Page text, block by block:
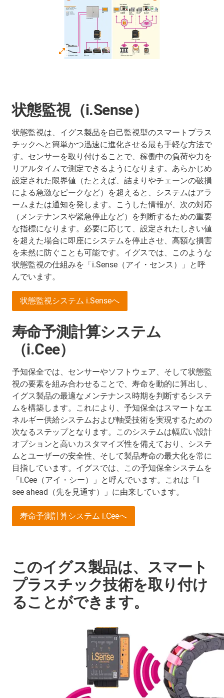
状態監視（i.Sense）
状態監視は、イグス製品を自己監視型のスマートプラス
チックへと簡単かつ迅速に進化させる最も手軽な方法で
す。センサーを取り付けることで、稼働中の負荷や力を
リアルタイムで測定できるようになります。あらかじめ
設定された限界値（たとえば、詰まりやチェーンの破損
による急激なピークなど）を超えると、システムはアラ
ームまたは通知を発します。こうした情報が、次の対応
（メンテナンスや緊急停止など）を判断するための重要
な指標になります。必要に応じて、設定されたしきい値
を超えた場合に即座にシステムを停止させ、高額な損害
を未然に防ぐことも可能です。イグスでは、このような
状態監視の仕組みを「i.Sense（アイ・センス）」と呼
んでいます。
状態監視システム i.Senseへ
寿命予測計算システム
（i.Cee）
予知保全では、センサーやソフトウェア、そして状態監
視の要素を組み合わせることで、寿命を動的に算出し、
イグス製品の最適なメンテナンス時期を判断するシステ
ムを構築します。これにより、予知保全はスマートなエ
ネルギー供給システムおよび軸受技術を実現するための
次なるステップとなります。このシステムは幅広い設計
オプションと高いカスタマイズ性を備えており、システ
ムとユーザーの安全性、そして製品寿命の最大化を常に
目指しています。イグスでは、この予知保全システムを
「i.Cee（アイ・シー）」と呼んでいます。これは「I
see ahead（先を見通す）」に由来しています。
寿命予測計算システム i.Ceeへ
このイグス製品は、スマート
プラスチック技術を取り付け
ることができます。